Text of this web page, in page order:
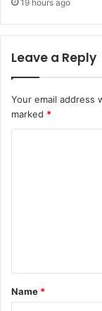
19 hours ago
Leave a Reply
Your email address
marked *
*
Name *